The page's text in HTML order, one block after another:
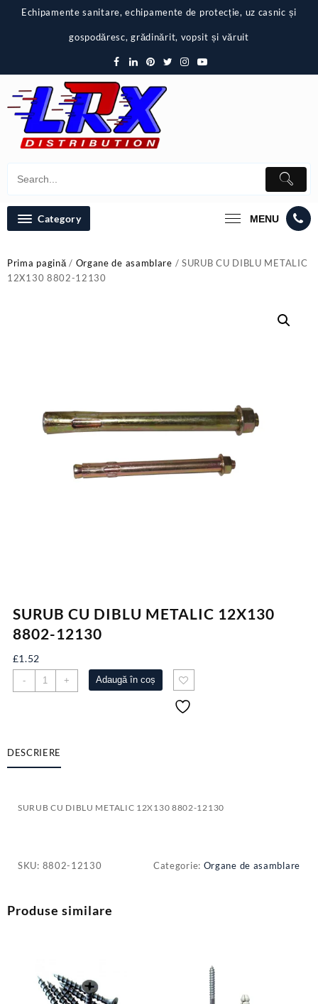
Echipamente sanitare, echipamente de protecție, uz casnic și
gospodăresc, grădinărit, vopsit și văruit
Category MENU
Prima pagină/ Organe de asamblare / SURUB CU DIBLU METALIC
12X130 8802-12130
SURUB CU DIBLU METALIC 12X130
8802-12130
£1.52
-
Cantitate
SURUB
12X130
8802-
+ Adaugă în coș
DESCRIERE
SURUB CU DIBLU METALIC 12X130 8802-12130
SKU: 8802-12130 Categorie: Organe de asamblare
Produse similare